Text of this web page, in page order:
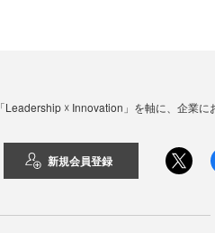
「Leadership ☓ Innovation」を軸に、企業
新規会員登録